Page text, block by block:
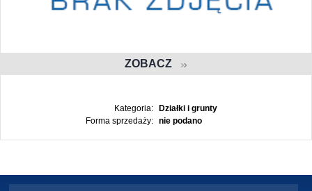
ZOBACZ
Kategoria:
Działki i grunty
Forma sprzedaży:
nie podano